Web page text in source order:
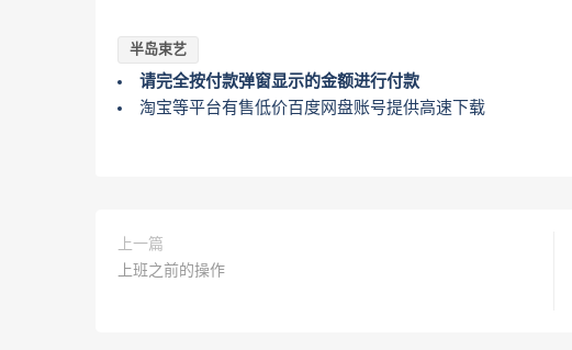
半岛束艺
请完全按付款弹窗显示的金额进行付款
淘宝等平台有售低价百度网盘账号提供高速下载
上一篇
上班之前的操作